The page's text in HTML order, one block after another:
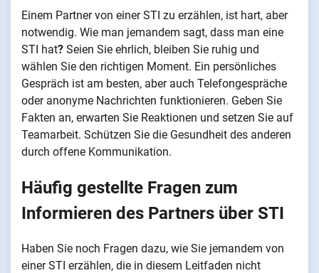
Einem Partner von einer STI zu erzählen, ist hart, aber
notwendig. Wie man jemandem sagt, dass man eine
STI hat? Seien Sie ehrlich, bleiben Sie ruhig und
wählen Sie den richtigen Moment. Ein persönliches
Gespräch ist am besten, aber auch Telefongespräche
oder anonyme Nachrichten funktionieren. Geben Sie
Fakten an, erwarten Sie Reaktionen und setzen Sie auf
Teamarbeit. Schützen Sie die Gesundheit des anderen
durch offene Kommunikation.
Häufig gestellte Fragen zum
Informieren des Partners über STI
Haben Sie noch Fragen dazu, wie Sie jemandem von
einer STI erzählen, die in diesem Leitfaden nicht